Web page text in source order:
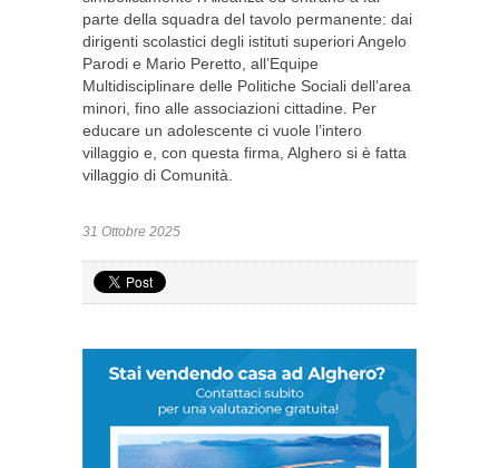
parte della squadra del tavolo permanente: dai
dirigenti scolastici degli istituti superiori Angelo
Parodi e Mario Peretto, all’Equipe
Multidisciplinare delle Politiche Sociali dell’area
minori, fino alle associazioni cittadine. Per
educare un adolescente ci vuole l’intero
villaggio e, con questa firma, Alghero si è fatta
villaggio di Comunità.
31 Ottobre 2025